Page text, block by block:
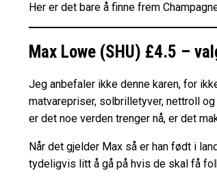
Her er det bare å finne frem
Max Lowe (SHU) £4.5 –
Jeg anbefaler ikke denne karen, for
matvarepriser, solbrilletyver, nettroll
er det noe verden trenger nå, er det
Når det gjelder Max så er han født i
tydeligvis litt å gå på hvis de skal få